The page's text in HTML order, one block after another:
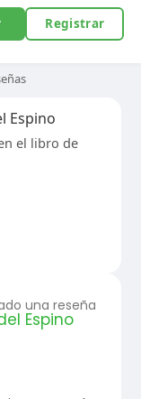
Registrar
Espino
el libro de
una reseña
Espino